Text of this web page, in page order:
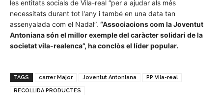
les entitats socials de Vila-real “per a ajudar als més
necessitats durant tot l'any i també en una data tan
assenyalada com el Nadal”. “Associacions com la Joventut
Antoniana són el millor exemple del caràcter solidari de la
societat vila-realenca”, ha conclòs el líder popular.
TAGS carrer Major Joventut Antoniana PP Vila-real
RECOLLIDA PRODUCTES